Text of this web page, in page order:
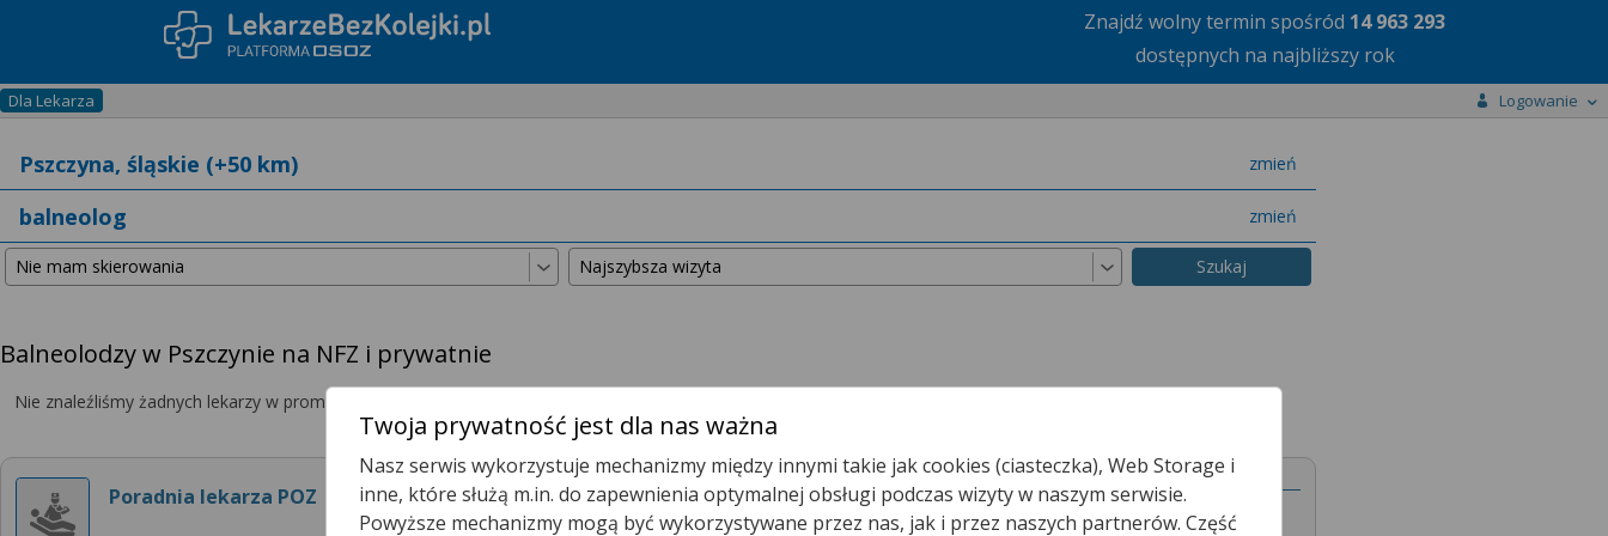
Znajdź wolny termin spośród 14 963 293
dostępnych na najbliższy rok
Dla Lekarza Logowanie
zmień
miasto
zmień
specjalizację
Balneolodzy w Pszczynie na NFZ i prywatnie
Nie znaleźliśmy żadnych lekarzy w promieniu
Poradnia lekarza POZ Poradnia Lekarza POZ
Twoja prywatność jest dla nas ważna
Nasz serwis wykorzystuje mechanizmy między innymi takie jak cookies (ciasteczka), Web Storage i
inne, które służą m.in. do zapewnienia optymalnej obsługi podczas wizyty w naszym serwisie.
Powyższe mechanizmy mogą być wykorzystywane przez nas, jak i przez naszych partnerów. Część